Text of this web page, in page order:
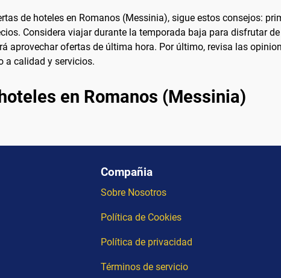
de hoteles en Romanos (Messinia), sigue estos consejos:
Considera viajar durante la temporada baja para disfrutar
aprovechar ofertas de última hora. Por último, revisa las
a calidad y servicios.
en Romanos (Messinia)
Compañia
Sobre Nosotros
Política de Cookies
Política de privacidad
Términos de servicio